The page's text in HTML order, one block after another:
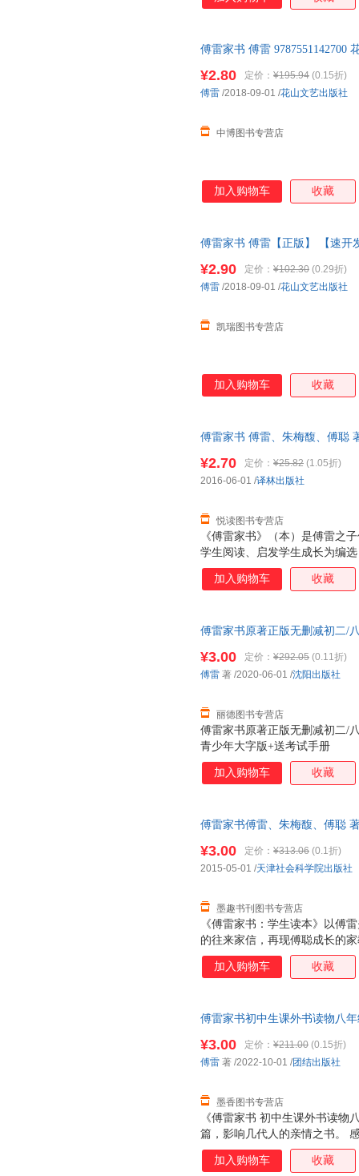
傅雷家书 傅雷 9787551142700
¥2.80 定价： ¥195.94 (0.15折)
中博图书专营店
傅雷 /2018-09-01 /花山文艺出版社
加入购物车 收藏
傅雷家书 傅雷【正版】 【速开
¥2.90 定价： ¥102.30 (0.29折)
凯瑞图书专营店
傅雷 /2018-09-01 /花山文艺出版社
加入购物车 收藏
傅雷家书 傅雷、朱梅馥、傅聪
《傅雷家书》（本）是傅雷之
学生阅读、启发学生成长为编
雷先生循循善诱的教育理念和
减少了冗长的关于艺术的论述
余学到很多，这些东西往往是
珍贵典范。无疑，它会促进父
书》（本）中收入大量的傅家
¥2.70 定价： ¥25.82 (1.05折)
悦读图书专营店
2016-06-01 /译林出版社
加入购物车 收藏
傅雷家书原著正版无删减初二/
一套，电子发票！
傅雷家书原著正版无删减初二/
青少年大字版+送考试手册
¥3.00 定价： ¥292.05 (0.11折)
丽德图书专营店
傅雷 著 /2020-06-01 /沈阳出版社
加入购物车 收藏
傅雷家书傅雷、朱梅馥、傅聪
《傅雷家书：学生读本》以傅
的往来家信，再现傅聪成长的
书是在傅聪当学生时所写，内
信对照阅读，则家书语境更完
为版权，2017年不随傅雷著作
¥3.00 定价： ¥313.06 (0.1折)
墨趣书刊图书专营店
2015-05-01 /天津社会科学院出版社
加入购物车 收藏
傅雷家书初中生课外书读物八
《傅雷家书 初中生课外书读物
篇，影响几代人的亲情之书。
情。
¥3.00 定价： ¥211.00 (0.15折)
墨香图书专营店
傅雷 著 /2022-10-01 /团结出版社
加入购物车 收藏